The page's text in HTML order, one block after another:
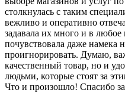
столкнулась с таким
вежливо и оперативно
задавала их много и в любое
почувствовала даже намека
проигнорировать. Думаю,
качественный товар, но и
людьми, которые стоят за
Что и произошло! Спасибо